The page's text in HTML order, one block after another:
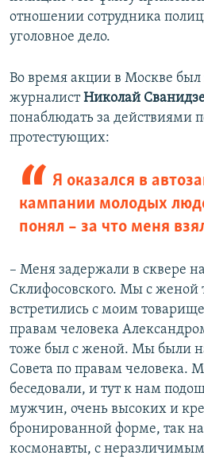
отношении сотрудника
уголовное дело.
Во время акции в Москве
журналистНиколай
понаблюдать за действиями
протестующих:
Я оказался в
кампании молодых
понял – за что меня
– Меня задержали в сквере
Склифосовского. Мы с женой
встретились с моим
правам человека
тоже был с женой. Мы были
Совета по правам человека.
беседовали, и тут к нам
мужчин, очень высоких и
бронированной форме, так
космонавты, с